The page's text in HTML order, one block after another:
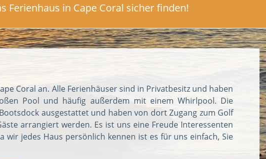
Ferienhaus in Cape Coral sicher finden!
Coral an. Alle Ferienhäuser sind in Privatbesitz und haben
Pool und häufig außerdem mit einem Whirlpool. Die
ausgestattet und haben von dort Zugang zum Golf
arrangiert werden. Es ist uns eine Freude Interessenten
jedes Haus persönlich kennen ist es für uns einfach, Sie